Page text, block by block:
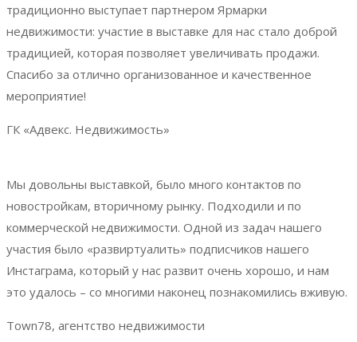
традиционно выступает партнером Ярмарки
недвижимости: участие в выставке для нас стало доброй
традицией, которая позволяет увеличивать продажи.
Спасибо за отлично организованное и качественное
мероприятие!
ГК «Адвекс. Недвижимость»
Мы довольны выставкой, было много контактов по
новостройкам, вторичному рынку. Подходили и по
коммерческой недвижимости. Одной из задач нашего
участия было «развиртуалить» подписчиков нашего
Инстаграма, который у нас развит очень хорошо, и нам
это удалось – со многими наконец познакомились вживую.
Town78, агентство недвижимости